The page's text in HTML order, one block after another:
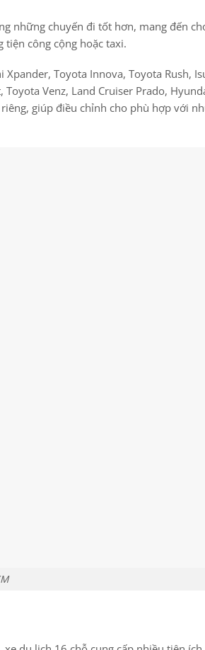
những chuyến đi tốt hơn, mang đến
công cộng hoặc taxi.
Toyota Innova, Toyota Rush,
Toyota Venz, Land Cruiser Prado,
giúp điều chỉnh cho phù hợp với